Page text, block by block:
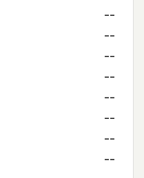
--
--
--
--
--
--
--
--